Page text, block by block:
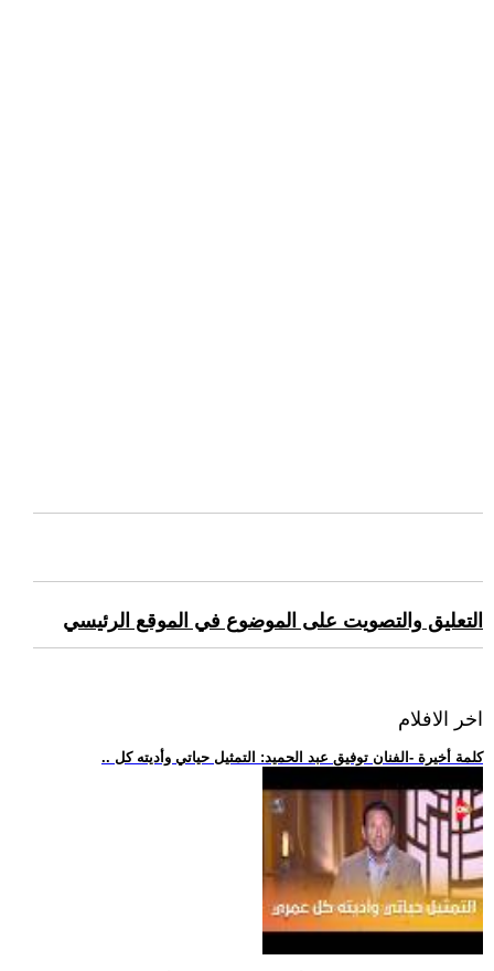
التعليق والتصويت على الموضوع في الموقع الرئيسي
اخر الافلام
.. كلمة أخيرة -الفنان توفيق عبد الحميد: التمثيل حياتي وأديته كل